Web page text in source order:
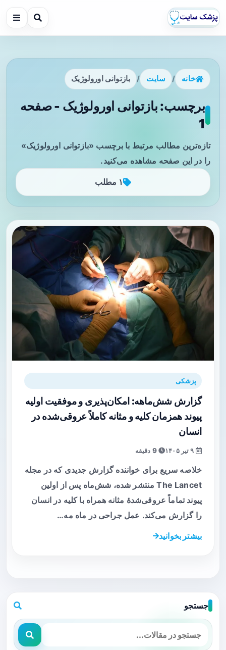
خانه / سایت / بازتوانی اورولوژیک
برچسب: بازتوانی اورولوژیک - صفحه
1
تازه‌ترین مطالب مرتبط با برچسب «بازتوانی اورولوژیک»
را در این صفحه مشاهده می‌کنید.
۱ مطلب
پزشکی
گزارش شش‌ماهه: امکان‌پذیری و موفقیت اولیه
پیوند همزمان کلیه و مثانه کاملاً عروقی‌شده در
انسان
9 دقیقه
خلاصه سریع برای خواننده گزارش جدیدی که در مجله
The Lancet منتشر شده، شش‌ماه پس از اولین
پیوند تماماً عروقی‌شدهٔ مثانه همراه با کلیه در انسان
را گزارش می‌کند. عمل جراحی در ماه مه…
بیشتر بخوانید
جستجو